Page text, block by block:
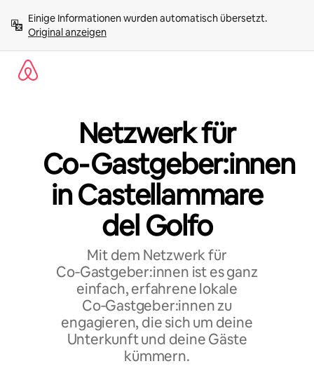
Inhalten
springenOriginal anzeigen
Netzwerk für
Co‑Gastgeber:innen
in Castellammare
del Golfo
Mit dem Netzwerk für
Co‑Gastgeber:innen ist es ganz
einfach, erfahrene lokale
Co‑Gastgeber:innen zu
engagieren, die sich um deine
Unterkunft und deine Gäste
kümmern.